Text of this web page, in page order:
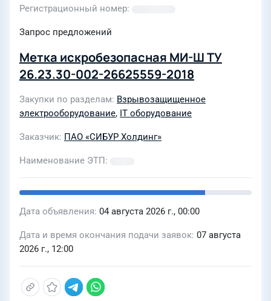
Регистрационный номер
Запрос предложений
Метка искробезопасная МИ-Ш ТУ
26.23.30-002-26625559-2018
Закупки по разделам
Взрывозащищенное
электрооборудование, IT оборудование
Заказчик ПАО «СИБУР Холдинг»
Наименование ЭТП
Дата объявления 04 августа 2026 г., 00:00
Дата и время окончания подачи заявок 07 августа
2026 г., 12:00